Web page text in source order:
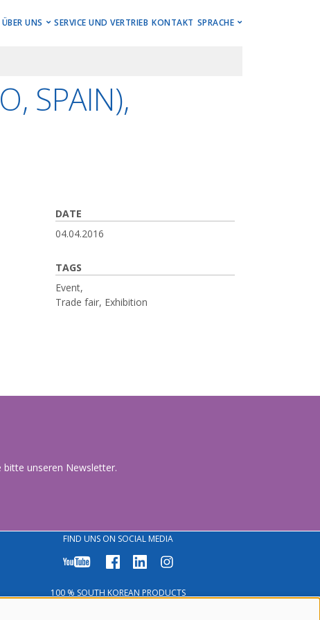
ÜBER UNS
Events, Stories, Updates
Karriere / Jobs
SERVICE UND VERTRIEB KONTAKT SPRACHE
SPAIN),
DATE
04.04.2016
TAGS
Event,
Trade fair, Exhibition
bitte unseren Newsletter.
FIND UNS ON SOCIAL MEDIA
100 % SOUTH KOREAN PRODUCTS